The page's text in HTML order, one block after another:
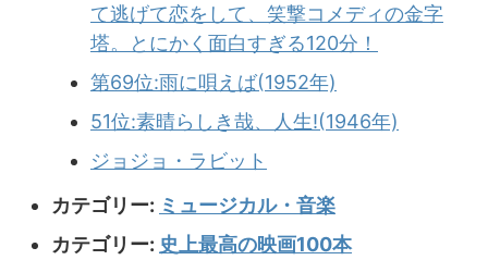
て逃げて恋をして、笑撃コメディの金字
塔。とにかく面白すぎる120分！
第69位:雨に唄えば(1952年)
51位:素晴らしき哉、人生!(1946年)
ジョジョ・ラビット
カテゴリー: ミュージカル・音楽
カテゴリー: 史上最高の映画100本